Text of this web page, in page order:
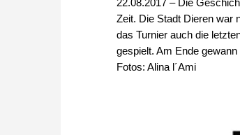
Zeit. Die Stadt Dieren war
das Turnier auch die
gespielt. Am Ende
Fotos: Alina l´Ami